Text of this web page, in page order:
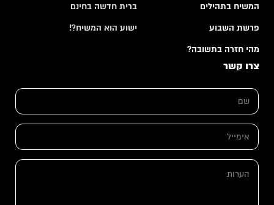
המשיח בתהילים
פרשת השבוע
מהי חזרה בתשובה?
ברית חדשה בחינם
ישוע הוא המשיח?!
צרו קשר
ש
*
ם
מ
א
מ
י
ה